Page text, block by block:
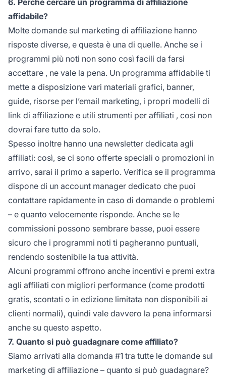
6. Perché cercare un programma di affiliazione
affidabile?
Molte domande sul marketing di affiliazione hanno
risposte diverse, e questa è una di quelle. Anche se i
programmi più noti non sono così facili da farsi
accettare , ne vale la pena. Un programma affidabile ti
mette a disposizione vari materiali grafici, banner,
guide, risorse per l’email marketing, i propri modelli di
link di affiliazione e utili strumenti per affiliati , così non
dovrai fare tutto da solo.
Spesso inoltre hanno una newsletter dedicata agli
affiliati: così, se ci sono offerte speciali o promozioni in
arrivo, sarai il primo a saperlo. Verifica se il programma
dispone di un account manager dedicato che puoi
contattare rapidamente in caso di domande o problemi
– e quanto velocemente risponde. Anche se le
commissioni possono sembrare basse, puoi essere
sicuro che i programmi noti ti pagheranno puntuali,
rendendo sostenibile la tua attività.
Alcuni programmi offrono anche incentivi e premi extra
agli affiliati con migliori performance (come prodotti
gratis, scontati o in edizione limitata non disponibili ai
clienti normali), quindi vale davvero la pena informarsi
anche su questo aspetto.
7. Quanto si può guadagnare come affiliato?
Siamo arrivati alla domanda #1 tra tutte le domande sul
marketing di affiliazione – quanto si può guadagnare?